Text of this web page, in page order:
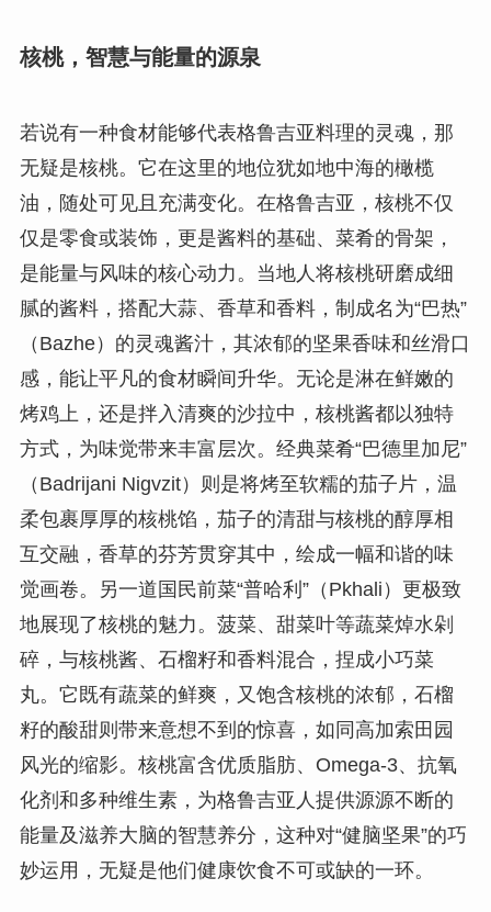
核桃，智慧与能量的源泉
若说有一种食材能够代表格鲁吉亚料理的灵魂，那
无疑是核桃。它在这里的地位犹如地中海的橄榄
油，随处可见且充满变化。在格鲁吉亚，核桃不仅
仅是零食或装饰，更是酱料的基础、菜肴的骨架，
是能量与风味的核心动力。当地人将核桃研磨成细
腻的酱料，搭配大蒜、香草和香料，制成名为“巴热”
（Bazhe）的灵魂酱汁，其浓郁的坚果香味和丝滑口
感，能让平凡的食材瞬间升华。无论是淋在鲜嫩的
烤鸡上，还是拌入清爽的沙拉中，核桃酱都以独特
方式，为味觉带来丰富层次。经典菜肴“巴德里加尼”
（Badrijani Nigvzit）则是将烤至软糯的茄子片，温
柔包裹厚厚的核桃馅，茄子的清甜与核桃的醇厚相
互交融，香草的芬芳贯穿其中，绘成一幅和谐的味
觉画卷。另一道国民前菜“普哈利”（Pkhali）更极致
地展现了核桃的魅力。菠菜、甜菜叶等蔬菜焯水剁
碎，与核桃酱、石榴籽和香料混合，捏成小巧菜
丸。它既有蔬菜的鲜爽，又饱含核桃的浓郁，石榴
籽的酸甜则带来意想不到的惊喜，如同高加索田园
风光的缩影。核桃富含优质脂肪、Omega-3、抗氧
化剂和多种维生素，为格鲁吉亚人提供源源不断的
能量及滋养大脑的智慧养分，这种对“健脑坚果”的巧
妙运用，无疑是他们健康饮食不可或缺的一环。